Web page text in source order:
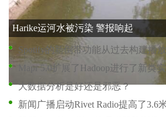
Harike运河水被污染 警报响起
Spotify的新倒带功能从过去构建播
Mapr 5.0扩展了Hadoop进行了新类
大数据分析是好还是邪恶？
新闻广播启动Rivet Radio提高了3.6